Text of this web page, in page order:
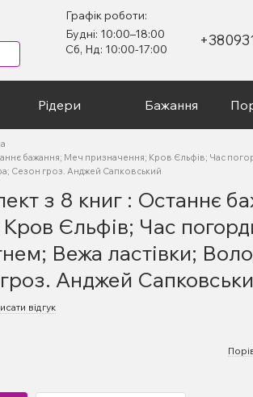
Графік роботи:
Будні: 10:00–18:00
Сб, Нд: 10:00-17:00
Рідери Бажання
бажання; Меч призначення; Кров Єльфів; Час
Сезон гроз. Анджей Сапковський
з 8 книг : Останнє
Єльфів; Час
Вежа ластівки;
Анджей
відгук